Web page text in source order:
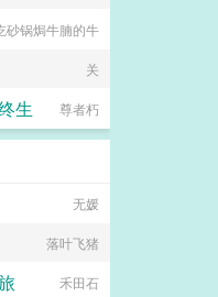
们都叫我亚瑟王
砂锅焗牛腩的牛
关
生 尊者朽
无媛
落叶飞猪
禾田石